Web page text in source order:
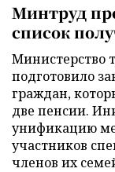
Минтруд
список
Министерство
подготовило
граждан,
две пенсии.
унификацию
участников
членов их